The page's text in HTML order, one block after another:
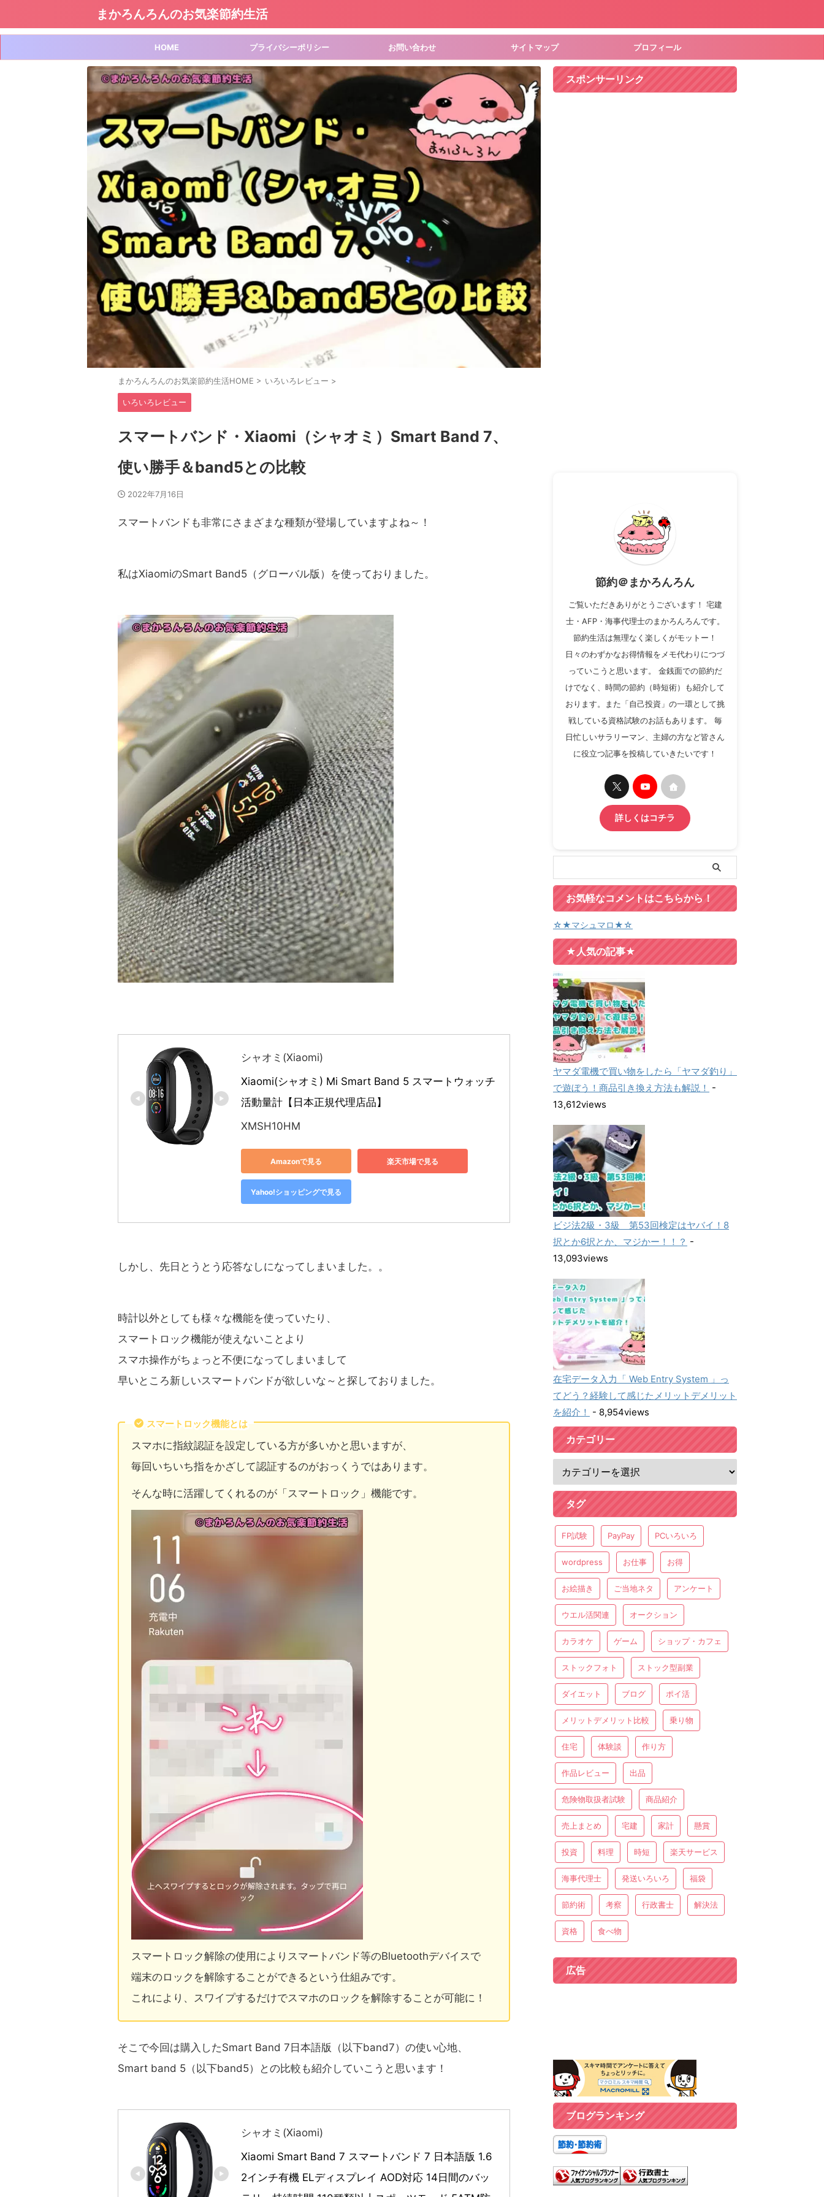
まかろんろんのお気楽節約生活
HOME プライバシーポリシー お問い合わせ サイトマップ プロフィール
まかろんろんのお気楽節約生活HOME > いろいろレビュー >
いろいろレビュー
スマートバンド・Xiaomi（シャオミ）Smart Band 7、
使い勝手＆band5との比較
2022年7月16日
スマートバンドも非常にさまざまな種類が登場していますよね～！
私はXiaomiのSmart Band5（グローバル版）を使っておりました。
シャオミ(Xiaomi)
Xiaomi(シャオミ) Mi Smart Band 5 スマートウォッチ
活動量計【日本正規代理店品】
XMSH10HM
Amazonで見る 楽天市場で見る
Yahoo!ショッピングで見る
しかし、先日とうとう応答なしになってしまいました。。
時計以外としても様々な機能を使っていたり、
スマートロック機能が使えないことより
スマホ操作がちょっと不便になってしまいまして
早いところ新しいスマートバンドが欲しいな～と探しておりました。
スマートロック機能とは
スマホに指紋認証を設定している方が多いかと思いますが、
毎回いちいち指をかざして認証するのがおっくうではあります。
そんな時に活躍してくれるのが「スマートロック」機能です。
スマートロック解除の使用によりスマートバンド等のBluetoothデバイスで
端末のロックを解除することができるという仕組みです。
これにより、スワイプするだけでスマホのロックを解除することが可能に！
そこで今回は購入したSmart Band 7日本語版（以下band7）の使い心地、
Smart band 5（以下band5）との比較も紹介していこうと思います！
シャオミ(Xiaomi)
Xiaomi Smart Band 7 スマートバンド 7 日本語版 1.6
2インチ有機 ELディスプレイ AOD対応 14日間のバッ
スポンサーリンク
節約＠まかろんろん
ご覧いただきありがとうございます！ 宅建
士・AFP・海事代理士のまかろんろんです。
節約生活は無理なく楽しくがモットー！
日々のわずかなお得情報をメモ代わりにつづ
っていこうと思います。 金銭面での節約だ
けでなく、時間の節約（時短術）も紹介して
おります。また「自己投資」の一環として挑
戦している資格試験のお話もあります。 毎
日忙しいサラリーマン、主婦の方など皆さん
に役立つ記事を投稿していきたいです！
詳しくはコチラ
お気軽なコメントはこちらから！
☆★マシュマロ★☆
★人気の記事★
ヤマダ電機で買い物をしたら「ヤマダ釣り」
で遊ぼう！商品引き換え方法も解説！ -
13,612views
ビジ法2級・3級 第53回検定はヤバイ！8
択とか6択とか、マジかー！！？ -
13,093views
在宅データ入力「 Web Entry System 」っ
てどう？経験して感じたメリットデメリット
を紹介！ - 8,954views
カテゴリー
タグ
FP試験 PayPay PCいろいろ
wordpress お仕事 お得
お絵描き ご当地ネタ アンケート
ウエル活関連 オークション
カラオケ ゲーム ショップ・カフェ
ストックフォト ストック型副業
ダイエット ブログ ポイ活
メリットデメリット比較 乗り物
住宅 体験談 作り方
作品レビュー 出品
危険物取扱者試験 商品紹介
売上まとめ 宅建 家計 懸賞
投資 料理 時短 楽天サービス
海事代理士 発送いろいろ 福袋
節約術 考察 行政書士 解決法
資格 食べ物
広告
ブログランキング